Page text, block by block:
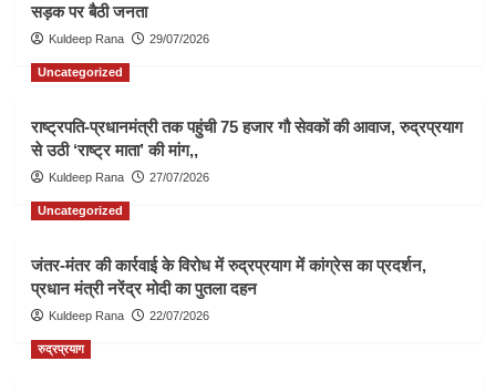
सड़क पर बैठी जनता
Kuldeep Rana 29/07/2026
Uncategorized
राष्ट्रपति-प्रधानमंत्री तक पहुंची 75 हजार गौ सेवकों की आवाज, रुद्रप्रयाग
से उठी ‘राष्ट्र माता’ की मांग,,
Kuldeep Rana 27/07/2026
Uncategorized
जंतर-मंतर की कार्रवाई के विरोध में रुद्रप्रयाग में कांग्रेस का प्रदर्शन,
प्रधान मंत्री नरेंद्र मोदी का पुतला दहन
Kuldeep Rana 22/07/2026
रुद्रप्रयाग